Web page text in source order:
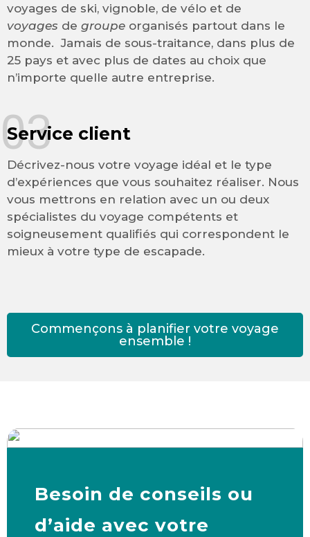
voyages de ski, vignoble, de vélo et de
voyages de groupe organisés partout dans le
monde. Jamais de sous-traitance, dans plus de
25 pays et avec plus de dates au choix que
n’importe quelle autre entreprise.
Service client
Décrivez-nous votre voyage idéal et le type
d’expériences que vous souhaitez réaliser. Nous
vous mettrons en relation avec un ou deux
spécialistes du voyage compétents et
soigneusement qualifiés qui correspondent le
mieux à votre type de escapade.
03
Commençons à planifier votre voyage
ensemble !
Besoin de conseils ou
d’aide avec votre